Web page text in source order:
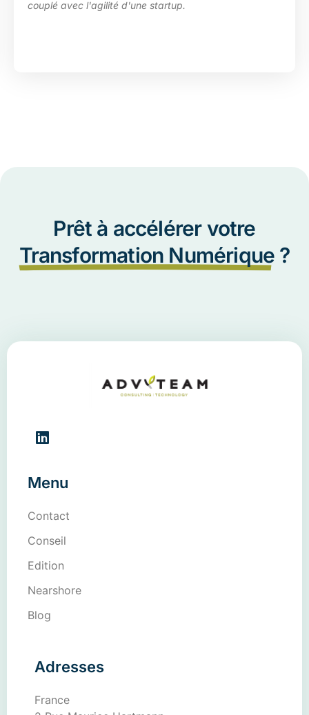
couplé avec l'agilité d'une startup.
Prêt à accélérer votre
Transformation Numérique ?
Menu
Contact
Conseil
Edition
Nearshore
Blog
Adresses
France